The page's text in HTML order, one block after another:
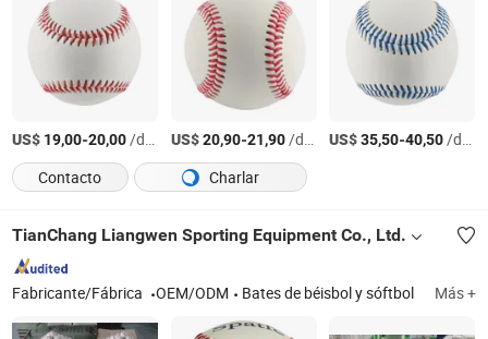
US$ 19,00-20,00/dozen US$20,90-21,90/dozen US$35,50-40,50/dozen
Contacto
Charlar
TianChang Liangwen Sporting Equipment Co., Ltd.
Fabricante/Fábrica OEM/ODM Bates de béisbol y sóftbol Más +